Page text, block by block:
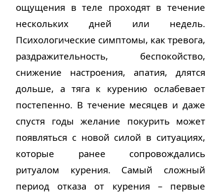
ощущения в теле проходят в течение
нескольких дней или недель.
Психологические симптомы, как тревога,
раздражительность, беспокойство,
снижение настроения, апатия, длятся
дольше, а тяга к курению ослабевает
постепенно. В течение месяцев и даже
спустя годы желание покурить может
появляться с новой силой в ситуациях,
которые ранее сопровождались
ритуалом курения. Самый сложный
период отказа от курения – первые